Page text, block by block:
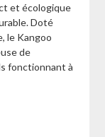
et écologique
Doté
le Kangoo
de
fonctionnant à